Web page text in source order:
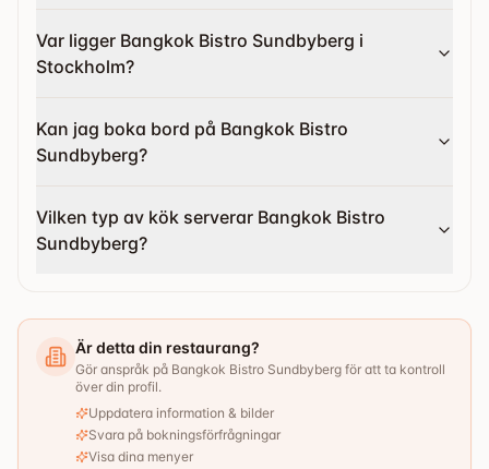
Var ligger Bangkok Bistro Sundbyberg i
Stockholm?
Kan jag boka bord på Bangkok Bistro
Sundbyberg?
Vilken typ av kök serverar Bangkok Bistro
Sundbyberg?
Är detta din restaurang?
Gör anspråk på Bangkok Bistro Sundbyberg för att ta kontroll
över din profil.
Uppdatera information & bilder
Svara på bokningsförfrågningar
Visa dina menyer